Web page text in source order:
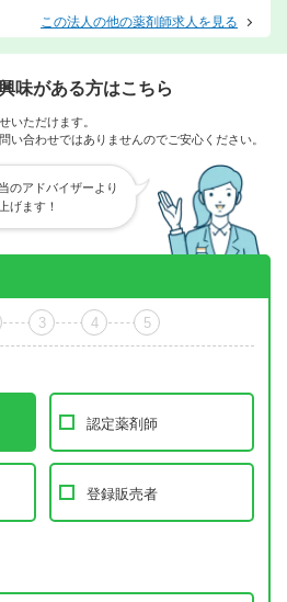
この法人の他の薬剤師求人を見る
味がある方はこちら
いただけます。
い合わせではありませんのでご安心ください。
のアドバイザーより
げます！
3 4 5
認定薬剤師
登録販売者